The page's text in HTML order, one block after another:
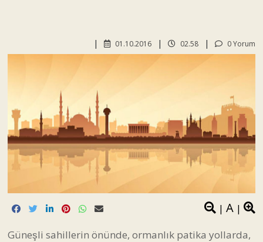
0 Yorum
02.58
01.10.2016
| A |
Güneşli sahillerin önünde, ormanlık patika yollarda,